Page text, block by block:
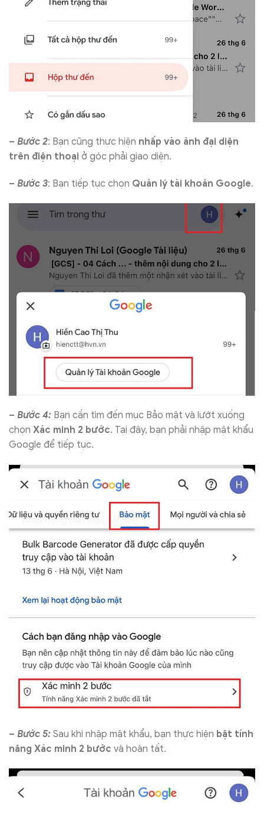
– Bước 2: Bạn cũng thực hiện nhấp vào ảnh đại diện
trên điện thoại ở góc phải giao diện.
– Bước 3: Bạn tiếp tục chọn Quản lý tài khoản Google.
– Bước 4: Bạn cần tìm đến mục Bảo mật và lướt xuống
chọn Xác minh 2 bước. Tại đây, bạn phải nhập mật khẩu
Google để tiếp tục.
– Bước 5: Sau khi nhập mật khẩu, bạn thực hiện bật tính
năng Xác minh 2 bước và hoàn tất.